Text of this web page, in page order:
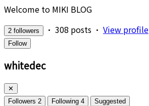
Welcome to MIKI BLOG
2 followers • 308 posts • View profile
Follow
whitedec
✕
Followers 2 Following 4 Suggested